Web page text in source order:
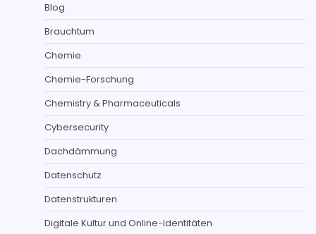
Blog
Brauchtum
Chemie
Chemie-Forschung
Chemistry & Pharmaceuticals
Cybersecurity
Dachdämmung
Datenschutz
Datenstrukturen
Digitale Kultur und Online-Identitäten